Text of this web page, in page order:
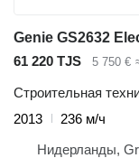
61 220 TJS 5 750 €
Строительная
2013
236 м/ч
Нидерланды,